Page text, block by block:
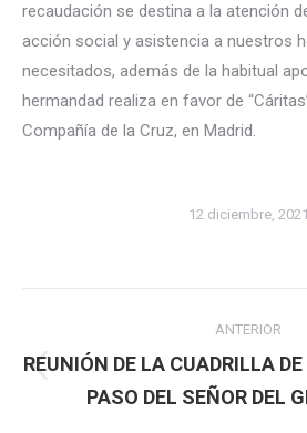
recaudación se destina a la atención
acción social y asistencia a nuestros
necesitados, además de la habitual
hermandad realiza en favor de
Compañía de la Cruz, en Madrid.
12 diciembre, 2021
entre
publicaciones
ANTERIOR
anterior:
REUNIÓN DE LA CUADRILLA
PASO DEL SEÑOR DEL